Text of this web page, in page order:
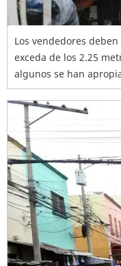
Los vendedores
exceda de los 2.25
algunos se han